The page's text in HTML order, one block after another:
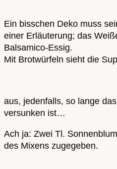
Ein bisschen Deko muss
einer Erläuterung; das
Balsamico-Essig.
Mit Brotwürfeln sieht die
aus, jedenfalls, so lange
versunken ist…
Ach ja: Zwei Tl.
des Mixens zugegeben.